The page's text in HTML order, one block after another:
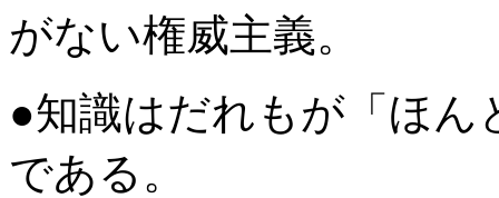
がない権威主義。
●知識はだれもが「ほ
である。